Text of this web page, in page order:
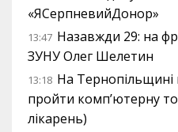
«ЯСерпневийДонор»
13:47 Назавжди 29: на
ЗУНУ Олег Шелетин
13:18 На
пройти комп’ютерну
лікарень)